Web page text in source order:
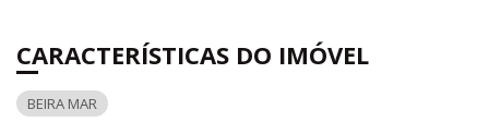
CARACTERÍSTICAS DO IMÓVEL
BEIRA MAR